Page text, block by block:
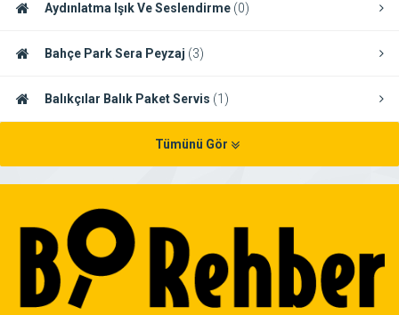
Aydınlatma Işık Ve Seslendirme (0)
Bahçe Park Sera Peyzaj (3)
Balıkçılar Balık Paket Servis (1)
Tümünü Gör